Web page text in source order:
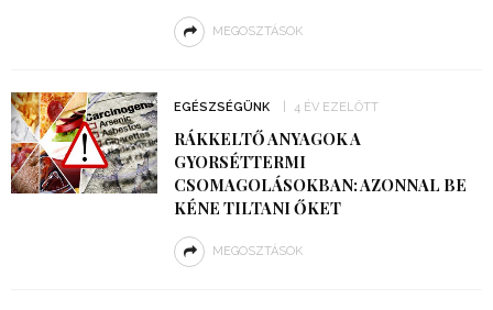
MEGOSZTÁSOK
EGÉSZSÉGÜNK 4 ÉV EZELŐTT
RÁKKELTŐ ANYAGOK A
GYORSÉTTERMI
CSOMAGOLÁSOKBAN: AZONNAL BE
KÉNE TILTANI ŐKET
MEGOSZTÁSOK